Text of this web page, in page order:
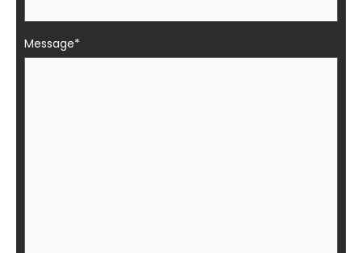
Message*